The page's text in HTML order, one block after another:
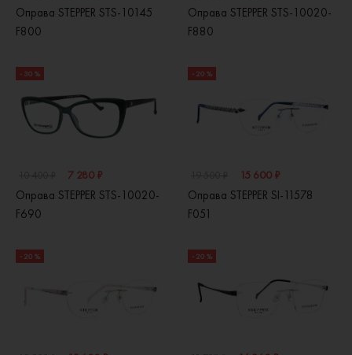
Оправа STEPPER STS-10145
F800
Оправа STEPPER STS-10020-
F880
- 30 %
7 280 ₽
Оправа STEPPER STS-10020-
F690
- 20 %
15 600 ₽
Оправа STEPPER SI-11578
F051
- 20 % - 20 %